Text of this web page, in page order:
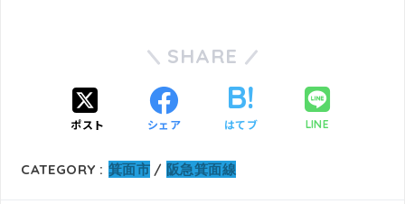
SHARE
ポスト シェア はてブ LINE
CATEGORY : 箕面市 阪急箕面線